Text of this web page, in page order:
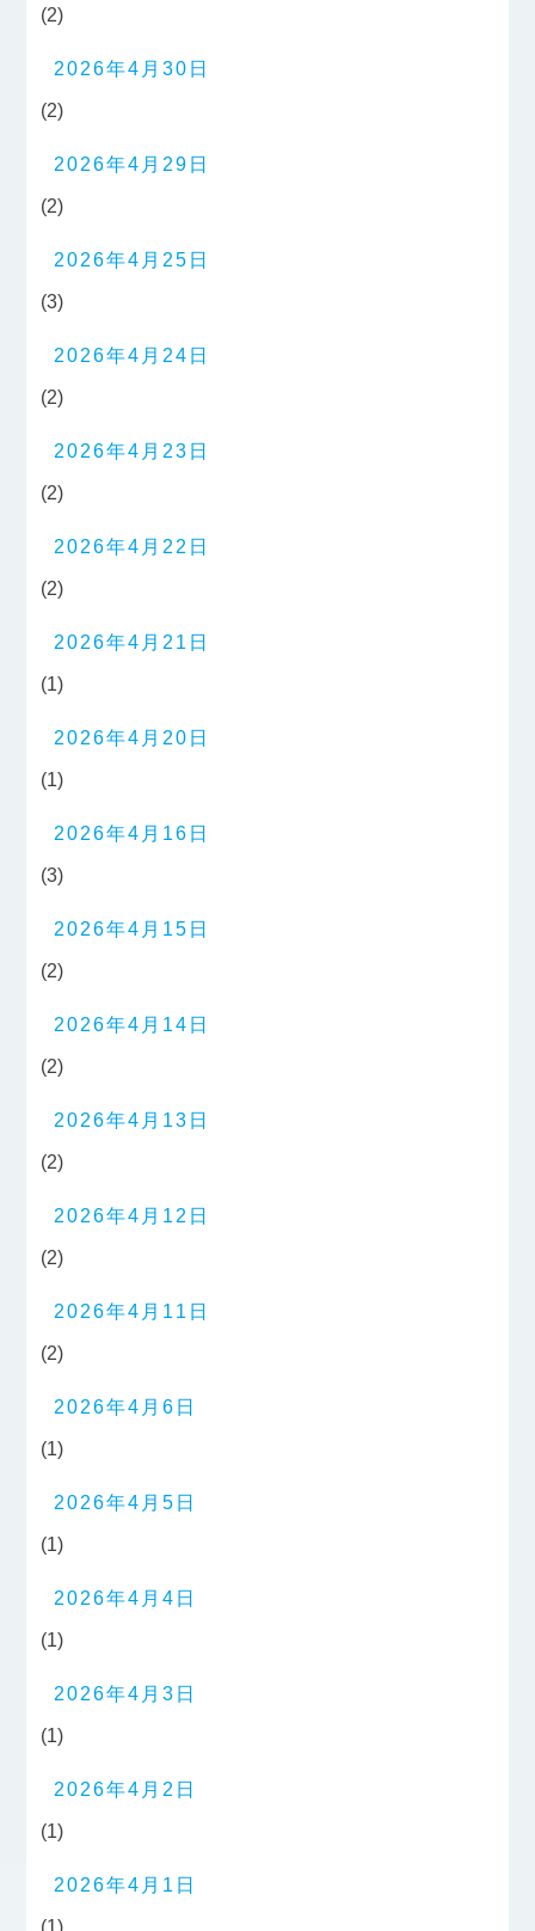
(2)
2026年4月30日
(2)
2026年4月29日
(2)
2026年4月25日
(3)
2026年4月24日
(2)
2026年4月23日
(2)
2026年4月22日
(2)
2026年4月21日
(1)
2026年4月20日
(1)
2026年4月16日
(3)
2026年4月15日
(2)
2026年4月14日
(2)
2026年4月13日
(2)
2026年4月12日
(2)
2026年4月11日
(2)
2026年4月6日
(1)
2026年4月5日
(1)
2026年4月4日
(1)
2026年4月3日
(1)
2026年4月2日
(1)
2026年4月1日
(1)